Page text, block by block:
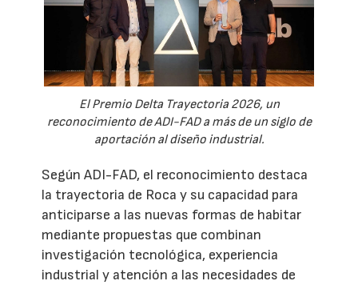
El Premio Delta Trayectoria 2026, un
reconocimiento de ADI-FAD a más de un siglo de
aportación al diseño industrial.
Según ADI-FAD, el reconocimiento destaca
la trayectoria de Roca y su capacidad para
anticiparse a las nuevas formas de habitar
mediante propuestas que combinan
investigación tecnológica, experiencia
industrial y atención a las necesidades de